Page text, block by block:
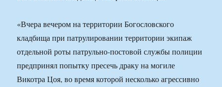
«Вчера вечером на территории Богословского
кладбища при патрулировании территории экипаж
отдельной роты патрульно-постовой службы полиции
предпринял попытку пресечь драку на могиле
Викотра Цоя, во время которой несколько агрессивно